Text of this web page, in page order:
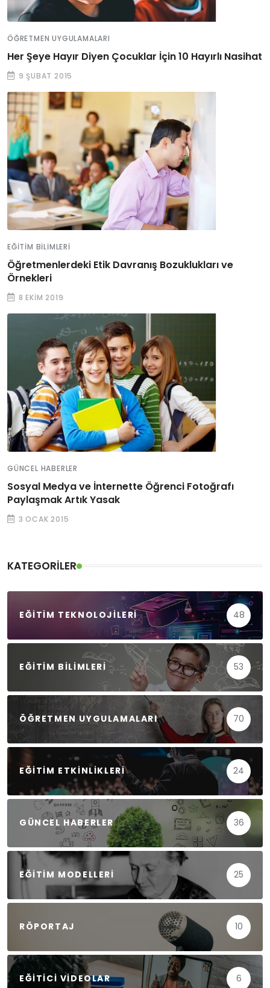
ÖĞRETMEN UYGULAMALARI
Her Şeye Hayır Diyen Çocuklar İçin 10 Hayırlı Nasihat
9 ŞUBAT 2015
EĞITIM BILIMLERI
Öğretmenlerdeki Etik Davranış Bozuklukları ve
Örnekleri
8 EKIM 2019
GÜNCEL HABERLER
Sosyal Medya ve İnternette Öğrenci Fotoğrafı
Paylaşmak Artık Yasak
3 OCAK 2015
KATEGORILER
EĞITIM TEKNOLOJILERI 48
EĞITIM BILIMLERI 53
ÖĞRETMEN UYGULAMALARI 70
EĞITIM ETKINLIKLERI 24
GÜNCEL HABERLER 36
EĞITIM MODELLERI 25
RÖPORTAJ 10
EĞITICI VIDEOLAR 6